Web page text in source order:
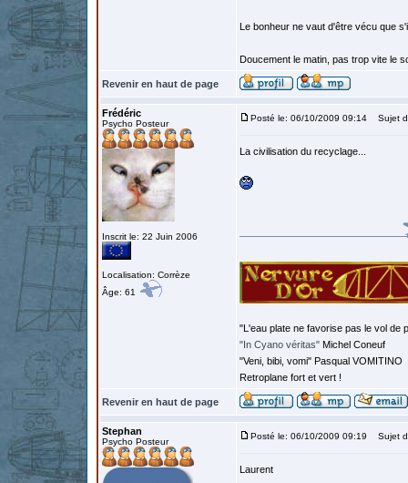
Le bonheur ne vaut d'être vécu que
Doucement le matin, pas trop vite le
Revenir en haut de page
Frédéric
Psycho Posteur
Inscrit le: 22 Juin 2006
Localisation: Corrèze
Âge: 61
Posté le: 06/10/2009 09:14 Sujet
La civilisation du recyclage...
"L'eau plate ne favorise pas le vol de
"In Cyano véritas" Michel Coneuf
"Veni, bibi, vomi" Pasqual VOMITINO
Retroplane fort et vert !
Revenir en haut de page
Stephan
Psycho Posteur
Posté le: 06/10/2009 09:19 Sujet
Laurent